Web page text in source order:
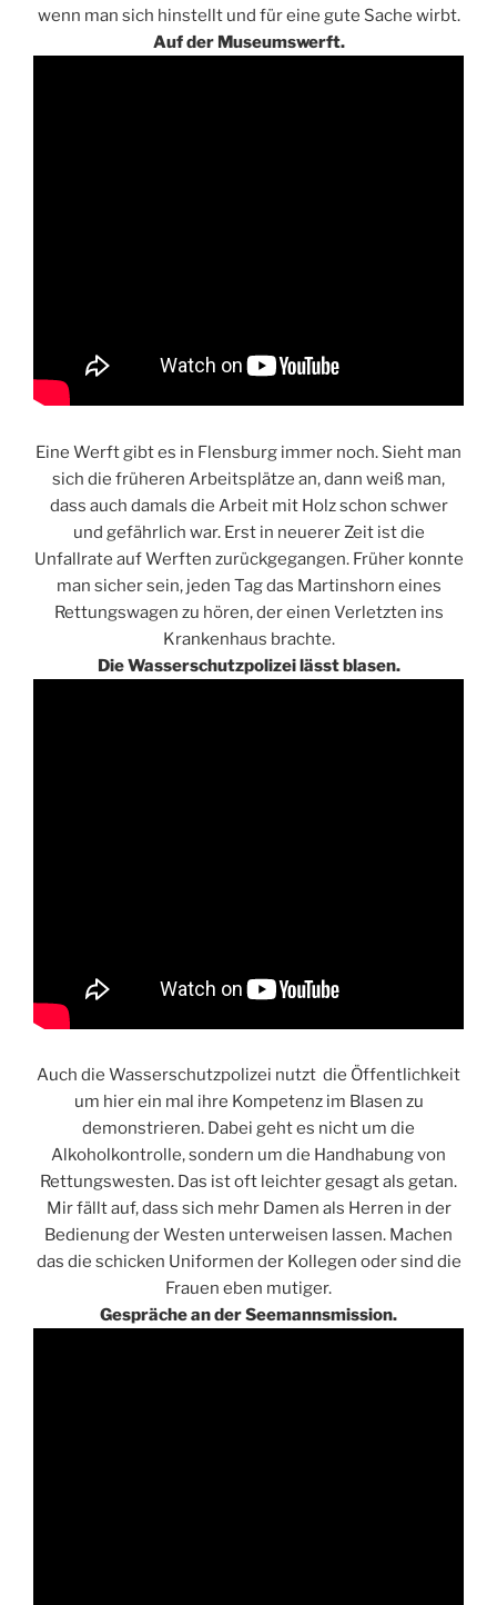
wenn man sich hinstellt und für eine gute Sache wirbt.
Auf der Museumswerft.
Eine Werft gibt es in Flensburg immer noch. Sieht man
sich die früheren Arbeitsplätze an, dann weiß man,
dass auch damals die Arbeit mit Holz schon schwer
und gefährlich war. Erst in neuerer Zeit ist die
Unfallrate auf Werften zurückgegangen. Früher konnte
man sicher sein, jeden Tag das Martinshorn eines
Rettungswagen zu hören, der einen Verletzten ins
Krankenhaus brachte.
Die Wasserschutzpolizei lässt blasen.
Auch die Wasserschutzpolizei nutzt die Öffentlichkeit
um hier ein mal ihre Kompetenz im Blasen zu
demonstrieren. Dabei geht es nicht um die
Alkoholkontrolle, sondern um die Handhabung von
Rettungswesten. Das ist oft leichter gesagt als getan.
Mir fällt auf, dass sich mehr Damen als Herren in der
Bedienung der Westen unterweisen lassen. Machen
das die schicken Uniformen der Kollegen oder sind die
Frauen eben mutiger.
Gespräche an der Seemannsmission.